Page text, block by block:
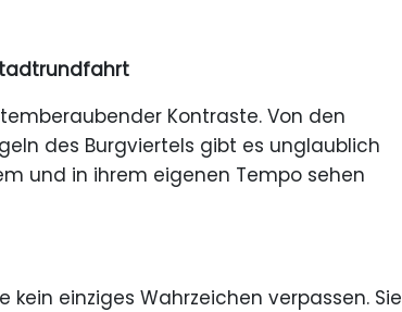
Kontraste. Von den
des Burgviertels gibt es unglaublich
und in ihrem eigenen Tempo sehen
einziges Wahrzeichen verpassen. Sie